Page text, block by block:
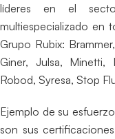
líderes en el
multiespecializado en
Grupo Rubix:
Giner, Julsa, Minetti,
Robod, Syresa, Stop
Ejemplo de su
son sus